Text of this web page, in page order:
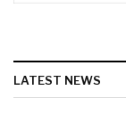
LATEST NEWS